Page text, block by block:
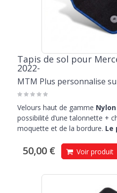
Tapis de sol pour
2022-
MTM Plus personnalise
Velours haut de gamme
possibilité d’une talonnette +
moquette et de la bordure. Le
50,00 € Voir produit